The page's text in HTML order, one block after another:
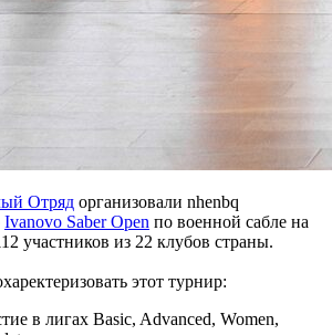
Отряд организовали nhenbq
Ivanovo Saber Open по военной сабле на
участников из 22 клубов страны.
этот турнир:
в лигах Basic, Advanced, Women,